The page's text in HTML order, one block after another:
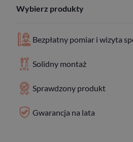
Wybierz produkty
Bezpłatny pomiar i wizyta
Solidny montaż
Sprawdzony produkt
Gwarancja na lata